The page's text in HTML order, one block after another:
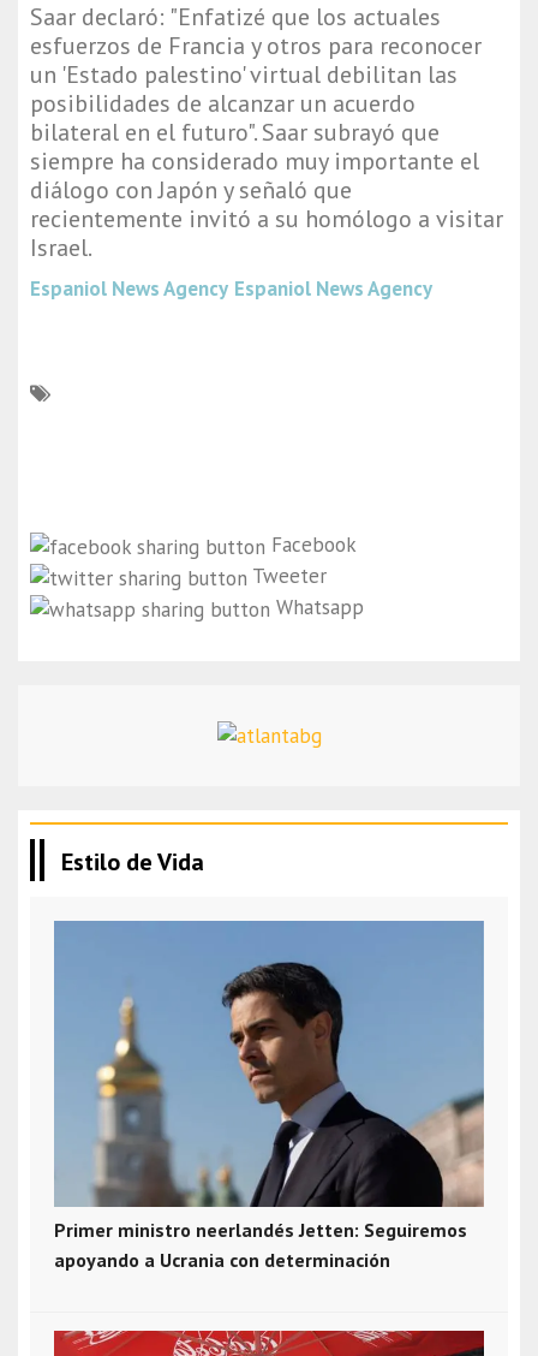
Saar declaró: "Enfatizé que los actuales
esfuerzos de Francia y otros para reconocer
un 'Estado palestino' virtual debilitan las
posibilidades de alcanzar un acuerdo
bilateral en el futuro". Saar subrayó que
siempre ha considerado muy importante el
diálogo con Japón y señaló que
recientemente invitó a su homólogo a visitar
Israel.
Espaniol News Agency Espaniol News Agency
Facebook
Tweeter
Whatsapp
Estilo de Vida
Primer ministro neerlandés Jetten: Seguiremos
apoyando a Ucrania con determinación